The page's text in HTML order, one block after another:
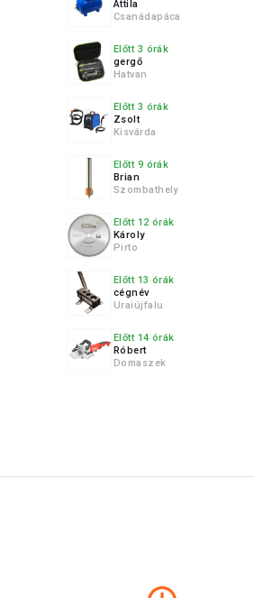
Attila
Csanádapáca
Előtt 3 órák
gergő
Hatvan
Előtt 3 órák
Zsolt
Kisvárda
Előtt 9 órák
Brian
Szombathely
Előtt 12 órák
Károly
Pirto
Előtt 13 órák
cégnév
Uraiújfalu
Előtt 14 órák
Róbert
Domaszek